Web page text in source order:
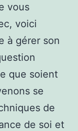
vous
voici
à gérer son
que soient
se
de
de soi et